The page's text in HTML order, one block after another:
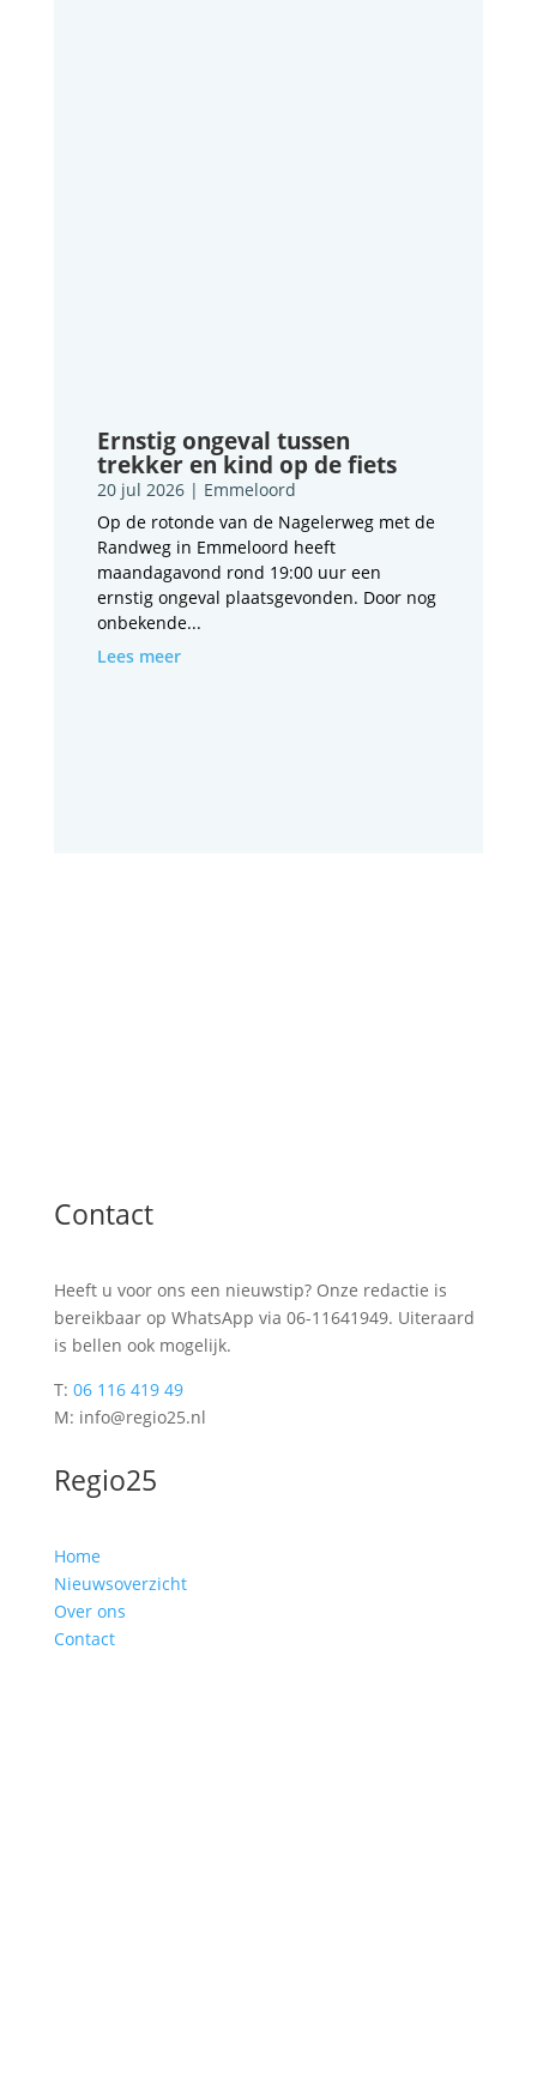
Ernstig ongeval tussen
trekker en kind op de fiets
20 jul 2026| Emmeloord
Op de rotonde van de Nagelerweg met de
Randweg in Emmeloord heeft
maandagavond rond 19:00 uur een
ernstig ongeval plaatsgevonden. Door nog
onbekende...
Lees meer
Contact
Heeft u voor ons een nieuwstip? Onze redactie is
bereikbaar op WhatsApp via 06-11641949. Uiteraard
is bellen ook mogelijk.
T: 06 116 419 49
M: info@regio25.nl
Regio25
Home
Nieuwsoverzicht
Over ons
Contact